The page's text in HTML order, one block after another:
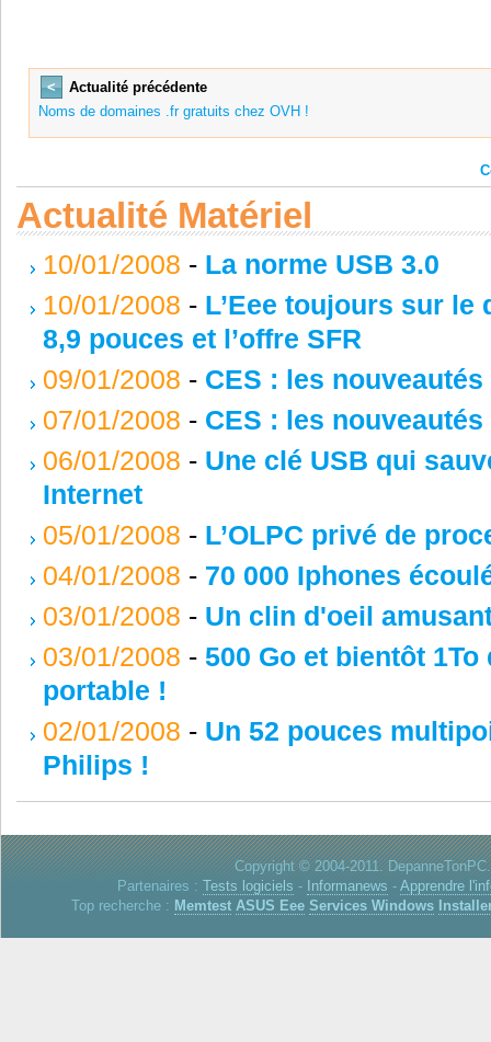
<
Actualité précédente
Noms de domaines .fr gratuits chez OVH !
Actualité Matériel
10/01/2008 - La norme USB 3.0
10/01/2008 - L’Eee toujours sur le
8,9 pouces et l’offre SFR
09/01/2008 - CES : les
07/01/2008 - CES : les
06/01/2008 - Une clé USB qui
Internet
05/01/2008 - L’OLPC privé de
04/01/2008 - 70 000 Iphones
03/01/2008 - Un clin d'oeil
03/01/2008 - 500 Go et bientôt
portable !
02/01/2008 - Un 52 pouces
Philips !
Copyright © 2004-2011.
Partenaires : Tests logiciels - Informanews - Apprendre
Top recherche : Memtest ASUS Eee Services Windows